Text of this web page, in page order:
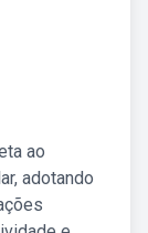
ao
adotando